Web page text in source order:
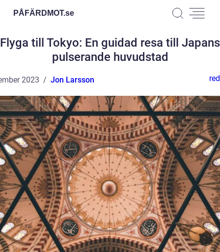
PÅFÄRDMOT.se
Flyga till Tokyo: En guidad resa till Japans
pulserande huvudstad
2023 Jon Larsson